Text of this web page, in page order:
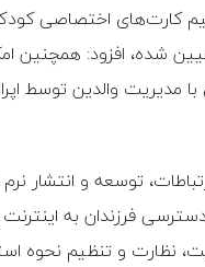
سیم کارت‌های اختصاصی
شده، افزود: همچنین
مدیریت والدین توسط
توسعه و انتشار
فرزندان به
نظارت و تنظیم نحوه